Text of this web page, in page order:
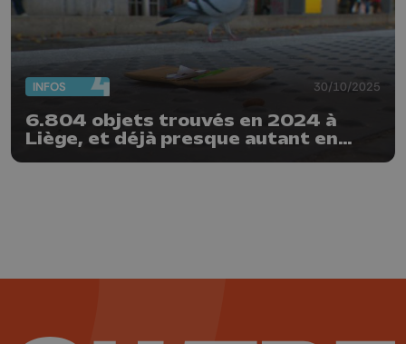
INFOS 30/10/2025
6.804 objets trouvés en 2024 à
Liège, et déjà presque autant en